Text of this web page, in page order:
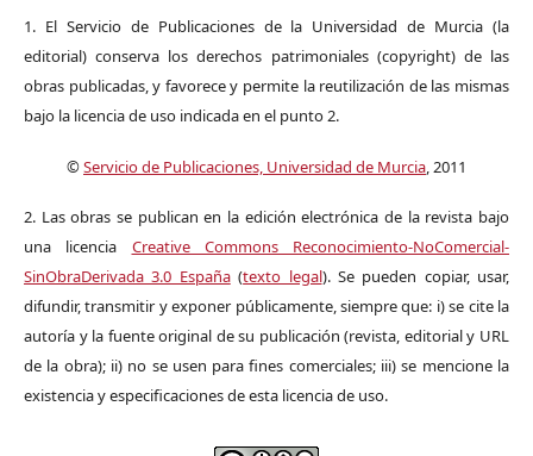
1. El Servicio de Publicaciones de la Universidad de Murcia (la
editorial) conserva los derechos patrimoniales (copyright) de las
obras publicadas, y favorece y permite la reutilización de las mismas
bajo la licencia de uso indicada en el punto 2.
©Servicio de Publicaciones, Universidad de Murcia, 2011
2. Las obras se publican en la edición electrónica de la revista bajo
una licencia Creative Commons Reconocimiento-NoComercial-
SinObraDerivada 3.0 España(texto legal). Se pueden copiar, usar,
difundir, transmitir y exponer públicamente, siempre que: i) se cite la
autoría y la fuente original de su publicación (revista, editorial y URL
de la obra); ii) no se usen para fines comerciales; iii) se mencione la
existencia y especificaciones de esta licencia de uso.